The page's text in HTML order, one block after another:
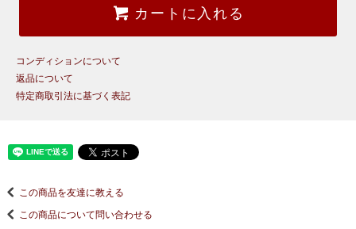
カートに入れる
コンディションについて
返品について
特定商取引法に基づく表記
この商品を友達に教える
この商品について問い合わせる